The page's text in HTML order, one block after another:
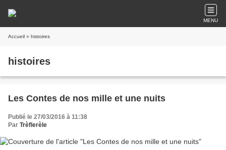
MENU
Accueil » histoires
histoires
Les Contes de nos mille et une nuits
Publié le 27/03/2016 à 11:38
Par Trèflerèle